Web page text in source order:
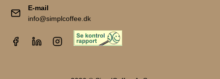
E-mail
info@simplcoffee.dk